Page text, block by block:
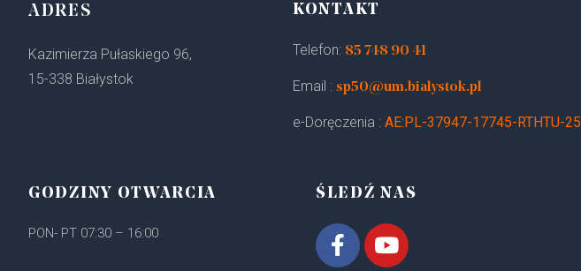
ADRES
Kazimierza Pułaskiego 96,
15-338 Białystok
KONTAKT
Telefon: 85 748 90 41
Email : sp50@um.bialystok.pl
e-Doręczenia : AE:PL-37947-17745-RTHTU-25
GODZINY OTWARCIA
PON- PT 07:30 – 16:00
ŚLEDŹ NAS